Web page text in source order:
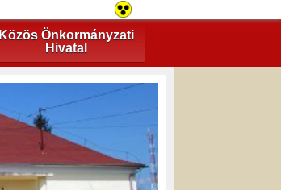
Közös Önkormányzati
Hivatal